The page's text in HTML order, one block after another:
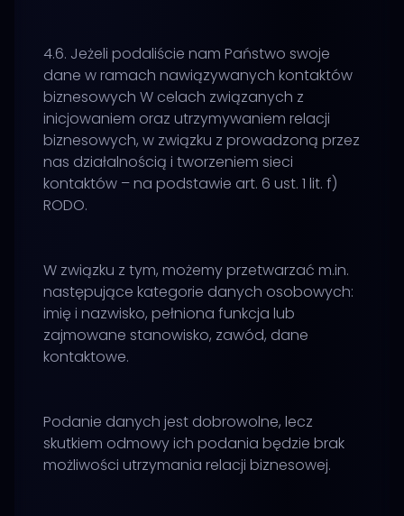
4.6. Jeżeli podaliście nam Państwo swoje
dane w ramach nawiązywanych kontaktów
biznesowych W celach związanych z
inicjowaniem oraz utrzymywaniem relacji
biznesowych, w związku z prowadzoną przez
nas działalnością i tworzeniem sieci
kontaktów – na podstawie art. 6 ust. 1 lit. f)
RODO.
W związku z tym, możemy przetwarzać m.in.
następujące kategorie danych osobowych:
imię i nazwisko, pełniona funkcja lub
zajmowane stanowisko, zawód, dane
kontaktowe.
Podanie danych jest dobrowolne, lecz
skutkiem odmowy ich podania będzie brak
możliwości utrzymania relacji biznesowej.